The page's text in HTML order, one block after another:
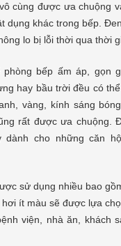
cùng được ưa chuộng
dụng khác trong bếp.
lo bị lỗi thời qua thời
phòng bếp ấm áp, gọn
hay bầu trời đều có
vàng, kính sáng
rất được ưa chuộng.
dành cho những căn
sử dụng nhiều bao
ít màu sẽ được lựa
viện, nhà ăn, khách